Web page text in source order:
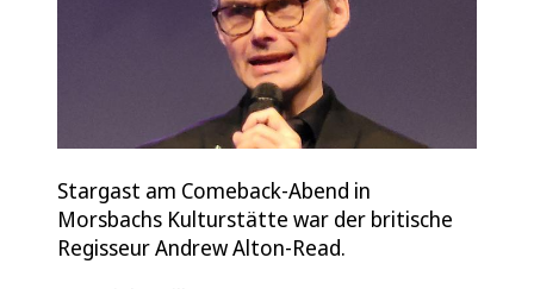
Stargast am Comeback-Abend in
Morsbachs Kulturstätte war der britische
Regisseur Andrew Alton-Read.